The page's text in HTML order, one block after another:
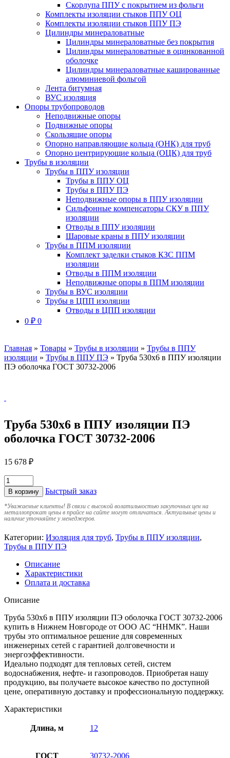
Скорлупа ППУ с покрытием из фольги
Комплекты изоляции стыков ППУ ОЦ
Комплекты изоляции стыков ППУ ПЭ
Цилиндры минераловатные
Цилиндры минераловатные без покрытия
Цилиндры минераловатные в оцинкованной
оболочке
Цилиндры минераловатные кашированные
алюминиевой фольгой
Лента битумная
ВУС изоляция
Опоры трубопроводов
Неподвижные опоры
Подвижные опоры
Скользящие опоры
Опорно направляющие кольца (ОНК) для труб
Опорно центрирующие кольца (ОЦК) для труб
Трубы в изоляции
Трубы в ППУ изоляции
Трубы в ППУ ОЦ
Трубы в ППУ ПЭ
Неподвижные опоры в ППУ изоляции
Сильфонные компенсаторы СКУ в ППУ
изоляции
Отводы в ППУ изоляции
Шаровые краны в ППУ изоляции
Трубы в ППМ изоляции
Комплект заделки стыков КЗС ППМ
изоляции
Отводы в ППМ изоляции
Неподвижные опоры в ППМ изоляции
Трубы в ВУС изоляции
Трубы в ЦПП изоляции
Отводы в ЦПП изоляции
0 ₽ 0
Главная » Товары » Трубы в изоляции » Трубы в ППУ
изоляции » Трубы в ППУ ПЭ » Труба 530х6 в ППУ изоляции
ПЭ оболочка ГОСТ 30732-2006
Труба 530х6 в ППУ изоляции ПЭ
оболочка ГОСТ 30732-2006
15 678 ₽
В корзину Быстрый заказ
*Уважаемые клиенты! В связи с высокой волатильностью закупочных цен на
металлопрокат цены в прайсе на сайте могут отличаться. Актуальные цены и
наличие уточняйте у менеджеров.
Категории: Изоляция для труб, Трубы в ППУ изоляции,
Трубы в ППУ ПЭ
Описание
Характеристики
Оплата и доставка
Описание
Труба 530х6 в ППУ изоляции ПЭ оболочка ГОСТ 30732-2006
купить в Нижнем Новгороде от ООО АС “ННМК”. Наши
трубы это оптимальное решение для современных
инженерных сетей с гарантией долговечности и
энергоэффективности.
Идеально подходят для тепловых сетей, систем
водоснабжения, нефте- и газопроводов. Приобретая нашу
продукцию, вы получаете высокое качество по доступной
цене, оперативную доставку и профессиональную поддержку.
Характеристики
Длина, м 12
ГОСТ 30732-2006